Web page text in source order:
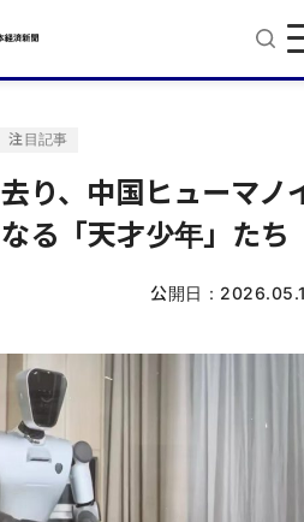
注目記事
り、中国ヒューマノ
る「天才少年」たち
公開日：